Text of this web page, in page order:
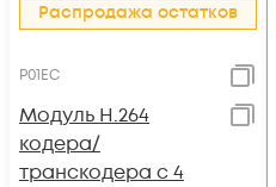
Распродажа остатков
P01EC
Модуль H.264
кодера/
транскодера c 4